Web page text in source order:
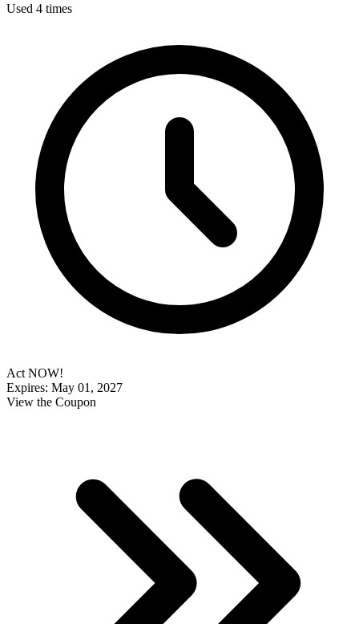
Used 4 times
Act NOW!
Expires: May 01, 2027
View the Coupon